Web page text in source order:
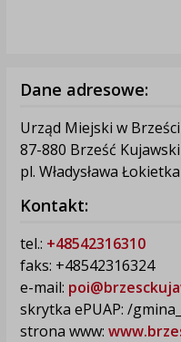
Dane adresowe:
Urząd Miejski w
87-880 Brześć Kujawski
pl. Władysława
Kontakt:
tel.: +48542316310
faks: +48542316324
e-mail:
skrytka ePUAP: /
strona www: